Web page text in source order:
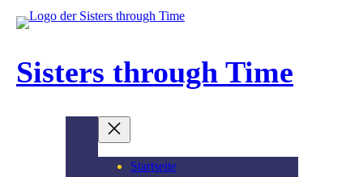
Sisters through Time
Startseite